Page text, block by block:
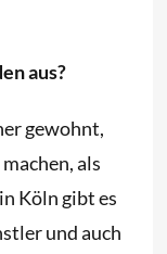
aus?
gewohnt,
als
Köln gibt es
und auch